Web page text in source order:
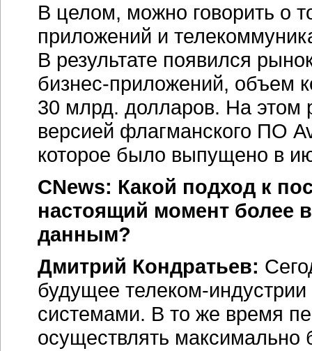
В целом, можно говорить о
приложений и
В результате появился
бизнес-приложений, объем
30 млрд. долларов. На этом
версией флагманского ПО
которое было выпущено в
CNews: Какой подход к
настоящий момент более
данным?
Дмитрий Кондратьев:
будущее телеком-индустрии
системами. В то же время
осуществлять максимально